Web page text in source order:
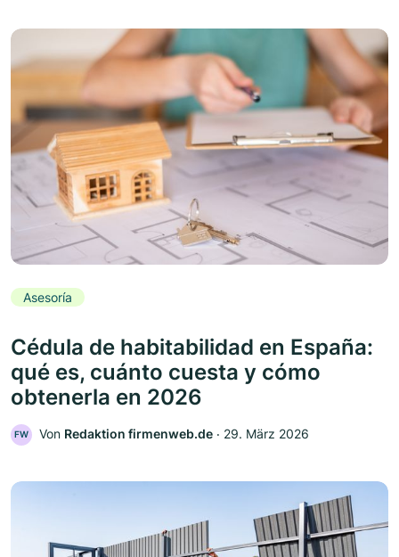
Asesoría
Cédula de habitabilidad en España:
qué es, cuánto cuesta y cómo
obtenerla en 2026
FW Von Redaktion firmenweb.de ‧ 29. März 2026